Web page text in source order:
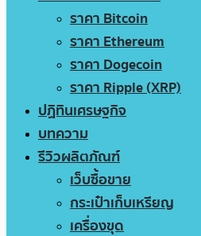
ราคา Bitcoin
ราคา Ethereum
ราคา Dogecoin
ราคา Ripple (XRP)
ปฏิทินเศรษฐกิจ
บทความ
รีวิวผลิตภัณฑ์
เว็บซื้อขาย
กระเป๋าเก็บเหรียญ
เครื่องขุด